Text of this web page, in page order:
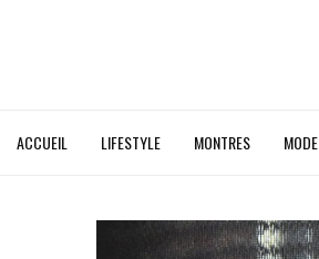
ACCUEIL LIFESTYLE MONTRES MODE